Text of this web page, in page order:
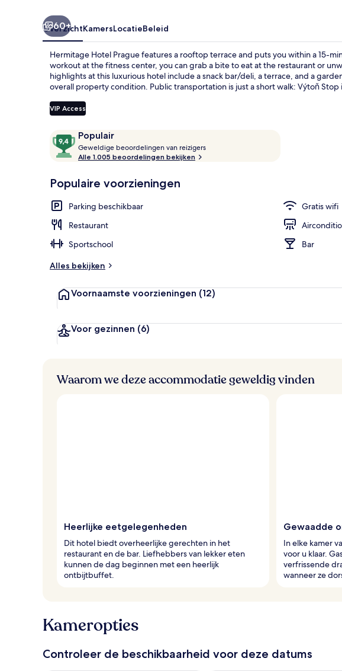
60+
OverzichtKamersLocatieBeleid
Hermitage Hotel Prague features a rooftop terrace and puts you within a 15-
workout at the fitness center, you can grab a bite to eat at the restaurant or
highlights at this luxurious hotel include a snack bar/deli, a terrace, and a
overall property condition. Public transportation is just a short walk: Výtoň
VIP Access
Beoordelingen
Populair
9,4
van
10,
Geweldige beoordelingen van reizigers
o
r
n
Alle 1.005 beoordelingen bekijken
Populaire voorzieningen
Parking beschikbaar
Gratis wifi
Restaurant
Sportschool
Bar
Alles bekijken
Voornaamste voorzieningen (12)
Voor gezinnen (6)
Waarom we deze accommodatie geweldig vinden
Heerlijke eetgelegenheden
Dit hotel biedt overheerlijke gerechten in het
restaurant en de bar. Liefhebbers van lekker eten
kunnen de dag beginnen met een heerlijk
ontbijtbuffet.
Gewaadde
In elke kamer
voor u klaar.
verfrissende
wanneer ze
Kameropties
Controleer de beschikbaarheid voor deze datums